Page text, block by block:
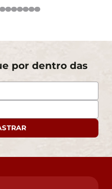
por dentro das